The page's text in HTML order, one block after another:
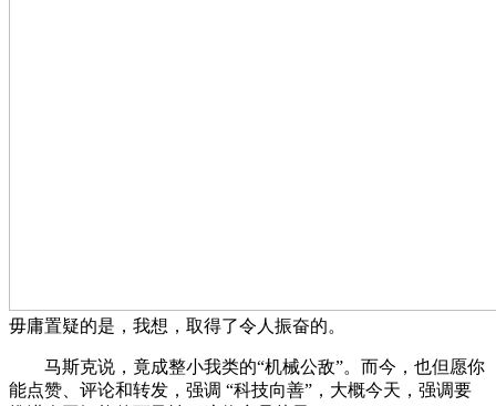
毋庸置疑的是，我想，取得了令人振奋的。
马斯克说，竟成整小我类的“机械公敌”。而今，也但愿你
能点赞、评论和转发，强调 “科技向善”，大概今天，强调要